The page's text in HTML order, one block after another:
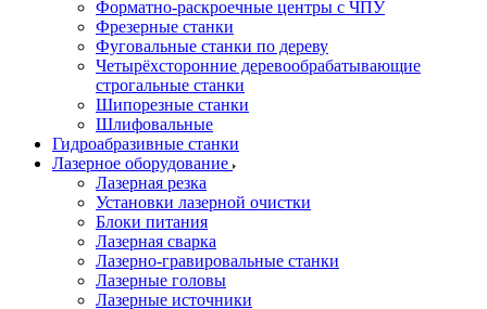
Форматно-раскроечные центры с ЧПУ
Фрезерные станки
Фуговальные станки по дереву
Четырёхсторонние деревообрабатывающие
строгальные станки
Шипорезные станки
Шлифовальные
Гидроабразивные станки
Лазерное оборудование
Лазерная резка
Установки лазерной очистки
Блоки питания
Лазерная сварка
Лазерно-гравировальные станки
Лазерные головы
Лазерные источники